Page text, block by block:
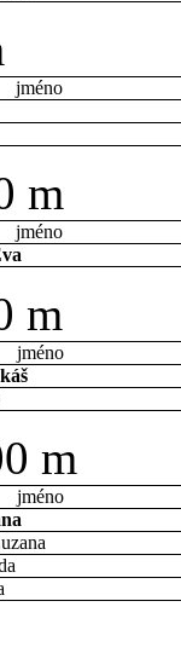
jméno
m
jméno
m
jméno
m
jméno